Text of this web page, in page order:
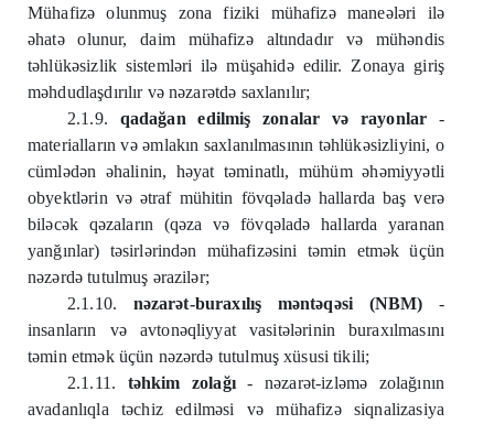
Mühafizə olunmuş zona fiziki mühafizə maneələri ilə
əhatə olunur, daim mühafizə altındadır və mühəndis
təhlükəsizlik sistemləri ilə müşahidə edilir. Zonaya giriş
məhdudlaşdırılır və nəzarətdə saxlanılır;
2.1.9. qadağan edilmiş zonalar və rayonlar -
materialların və əmlakın saxlanılmasının təhlükəsizliyini, o
cümlədən əhalinin, həyat təminatlı, mühüm əhəmiyyətli
obyektlərin və ətraf mühitin fövqəladə hallarda baş verə
biləcək qəzaların (qəza və fövqəladə hallarda yaranan
yanğınlar) təsirlərindən mühafizəsini təmin etmək üçün
nəzərdə tutulmuş ərazilər;
2.1.10. nəzarət-buraxılış məntəqəsi (NBM) -
insanların və avtonəqliyyat vasitələrinin buraxılmasını
təmin etmək üçün nəzərdə tutulmuş xüsusi tikili;
2.1.11. təhkim zolağı- nəzarət-izləmə zolağının
avadanlıqla təchiz edilməsi və mühafizə siqnalizasiya